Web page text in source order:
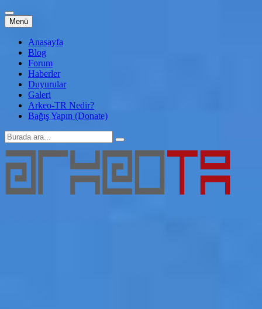
Menü İçeriğe
atla
Anasayfa
Blog
Forum
Haberler
Duyurular
Galeri
Arkeo-TR Nedir?
Bağış Yapın (Donate)
Arama: